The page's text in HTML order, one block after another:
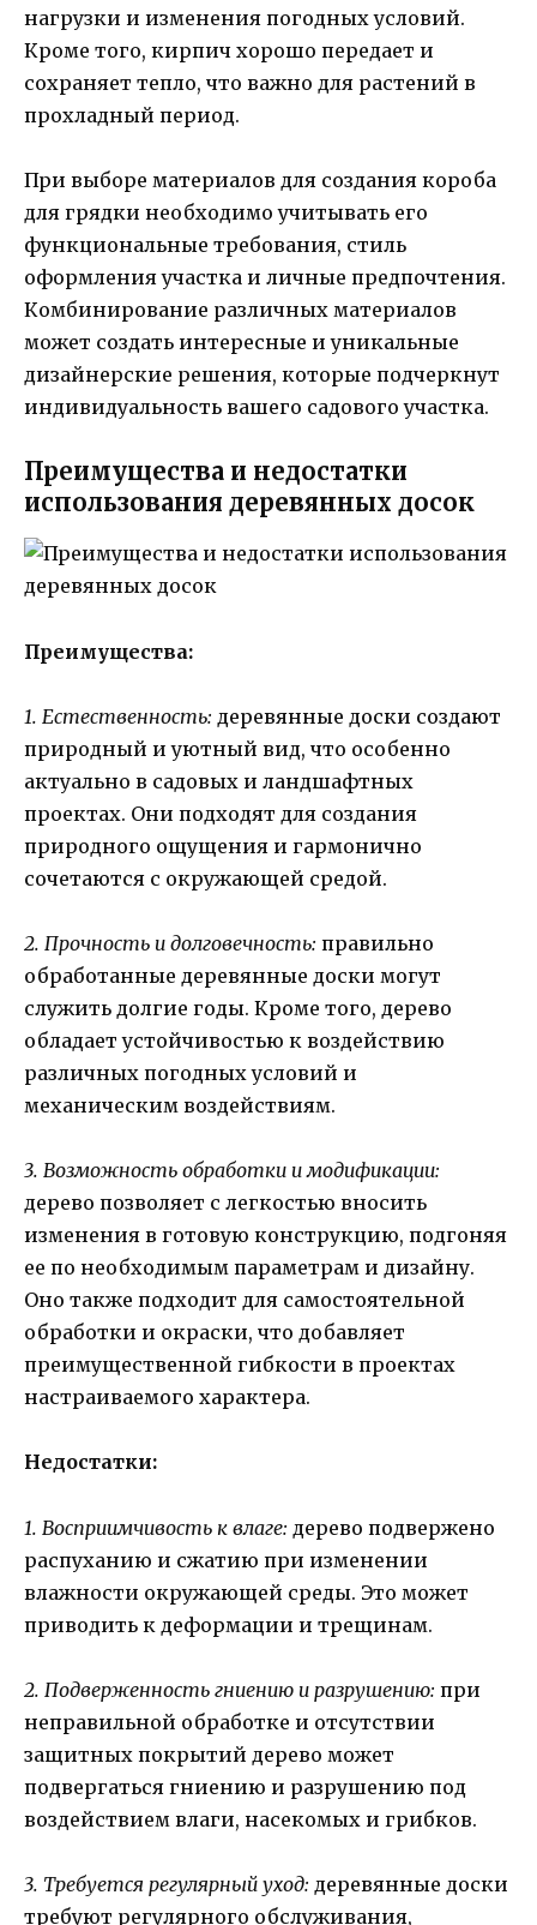
нагрузки и изменения погодных условий.
Кроме того, кирпич хорошо передает и
сохраняет тепло, что важно для растений в
прохладный период.
При выборе материалов для создания короба
для грядки необходимо учитывать его
функциональные требования, стиль
оформления участка и личные предпочтения.
Комбинирование различных материалов
может создать интересные и уникальные
дизайнерские решения, которые подчеркнут
индивидуальность вашего садового участка.
Преимущества и недостатки
использования деревянных досок
Преимущества:
1. Естественность: деревянные доски создают
природный и уютный вид, что особенно
актуально в садовых и ландшафтных
проектах. Они подходят для создания
природного ощущения и гармонично
сочетаются с окружающей средой.
2. Прочность и долговечность: правильно
обработанные деревянные доски могут
служить долгие годы. Кроме того, дерево
обладает устойчивостью к воздействию
различных погодных условий и
механическим воздействиям.
3. Возможность обработки и модификации:
дерево позволяет с легкостью вносить
изменения в готовую конструкцию, подгоняя
ее по необходимым параметрам и дизайну.
Оно также подходит для самостоятельной
обработки и окраски, что добавляет
преимущественной гибкости в проектах
настраиваемого характера.
Недостатки:
1. Восприимчивость к влаге: дерево подвержено
распуханию и сжатию при изменении
влажности окружающей среды. Это может
приводить к деформации и трещинам.
2. Подверженность гниению и разрушению: при
неправильной обработке и отсутствии
защитных покрытий дерево может
подвергаться гниению и разрушению под
воздействием влаги, насекомых и грибков.
3. Требуется регулярный уход: деревянные доски
требуют регулярного обслуживания,